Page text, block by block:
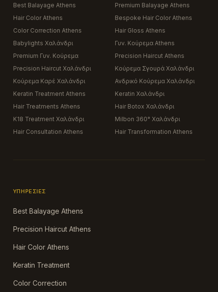
Best Balayage Athens
Premium Balayage Athens
Hair Color Athens
Bespoke Hair Color Athens
Color Correction Athens
Hair Gloss Athens
Babylights Χαλάνδρι
Γυν. Κούρεμα Athens
Premium Γυν. Κούρεμα
Precision Haircut Athens
Precision Haircut Χαλάνδρι
Κούρεμα Σγουρά Χαλάνδρι
Κούρεμα Καρέ Χαλάνδρι
Ανδρικό Κούρεμα Χαλάνδρι
Keratin Treatment Athens
Keratin Χαλάνδρι
Hair Treatments Athens
Hair Botox Χαλάνδρι
K18 Treatment Χαλάνδρι
Milbon 360° Χαλάνδρι
Hair Consultation Athens
Hair Transformation Athens
ΥΠΗΡΕΣΊΕΣ
Best Balayage Athens
Precision Haircut Athens
Hair Color Athens
Keratin Treatment
Color Correction